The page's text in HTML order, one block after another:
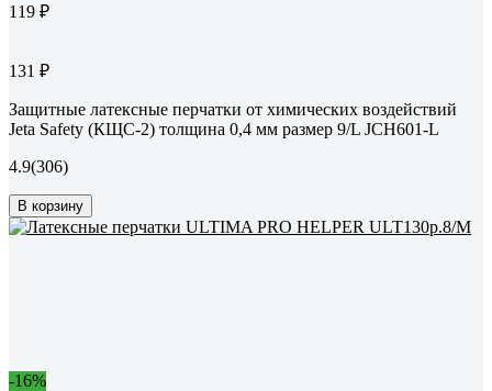
119 ₽
131 ₽
Защитные латексные перчатки от химических воздействий
Jeta Safety (КЩС-2) толщина 0,4 мм размер 9/L JCH601-L
4.9(306)
В корзину
-16%